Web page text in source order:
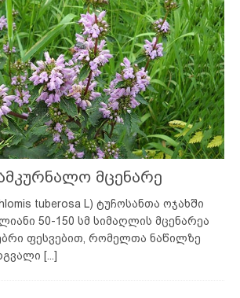
მცენარე
tuberosa L) ტუჩოსანთა ოჯახში
50-150 სმ სიმაღლის მცენარეა
ფესვებით, რომელთა ნაწილზე
[...]